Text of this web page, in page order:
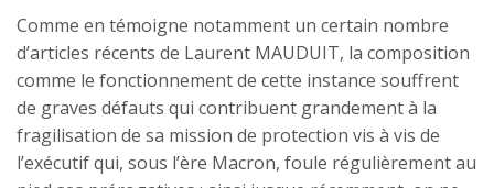
Comme en témoigne notamment un certain nombre
d’articles récents de Laurent MAUDUIT, la composition
comme le fonctionnement de cette instance souffrent
de graves défauts qui contribuent grandement à la
fragilisation de sa mission de protection vis à vis de
l’exécutif qui, sous l’ère Macron, foule régulièrement au